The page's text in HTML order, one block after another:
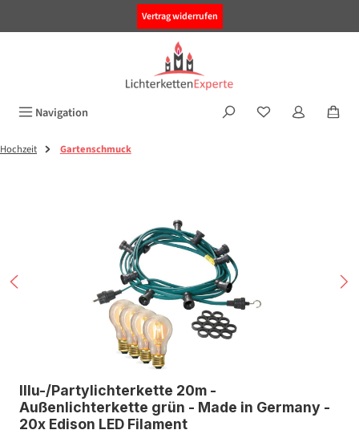
Vertrag widerrufen
Navigation
Hochzeit Gartenschmuck
Illu-/Partylichterkette 20m -
Außenlichterkette grün - Made in Germany -
20x Edison LED Filament